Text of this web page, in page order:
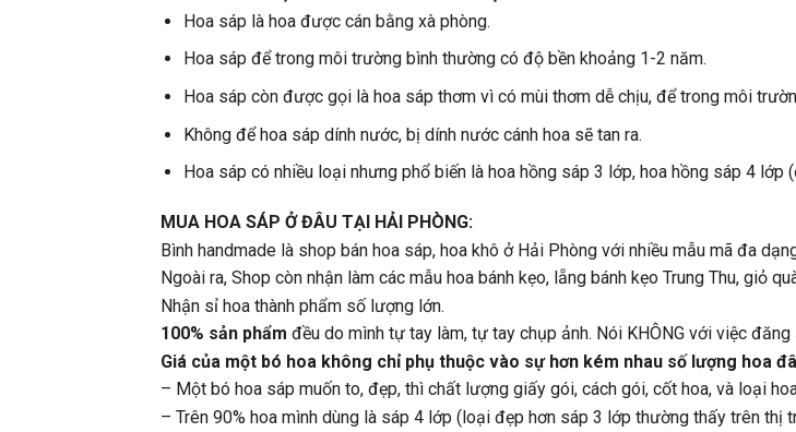
Hoa sáp là hoa được cán bằng xà phòng.
Hoa sáp để trong môi trường bình thường có độ bền khoảng 1-2 năm.
Hoa sáp còn được gọi là hoa sáp thơm vì có mùi thơm dễ chịu, để trong môi
Không để hoa sáp dính nước, bị dính nước cánh hoa sẽ tan ra.
Hoa sáp có nhiều loại nhưng phổ biến là hoa hồng sáp 3 lớp, hoa hồng sáp 4
MUA HOA SÁP Ở ĐÂU TẠI HẢI PHÒNG:
Bình handmade là shop bán hoa sáp, hoa khô ở Hải Phòng với nhiều mẫu mã đa
Ngoài ra, Shop còn nhận làm các mẫu hoa bánh kẹo, lẵng bánh kẹo Trung Thu, giỏ
Nhận sỉ hoa thành phẩm số lượng lớn.
100% sản phẩm đều do mình tự tay làm, tự tay chụp ảnh. Nói KHÔNG với việc
Giá của một bó hoa không chỉ phụ thuộc vào sự hơn kém nhau số lượng hoa
– Một bó hoa sáp muốn to, đẹp, thì chất lượng giấy gói, cách gói, cốt hoa, và loại
– Trên 90% hoa mình dùng là sáp 4 lớp (loại đẹp hơn sáp 3 lớp thường thấy trên